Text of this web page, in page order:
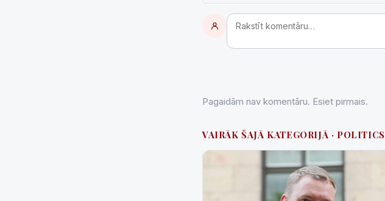
Pagaidām nav komentāru. Esiet pirmais.
VAIRĀK ŠAJĀ KATEGORIJĀ · POLITICS